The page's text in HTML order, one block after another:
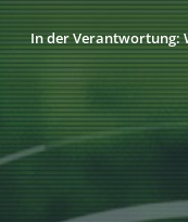
In der Verantwortung: